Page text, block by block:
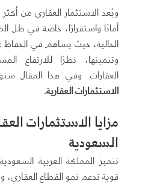
ويُعد الاستثمار العقاري من أكثر
أمانًا واستقرارًا، خاصة في ظل
الحالية، حيث يساهم في الحفاظ
وتنميتها، نظرًا للارتفاع
العقارات. وفي هذا المقال
الاستثمارات العقارية.
مزايا الاستثمارات
السعودية
تتميز المملكة العربية
قوية تدعم نمو القطاع العقاري،